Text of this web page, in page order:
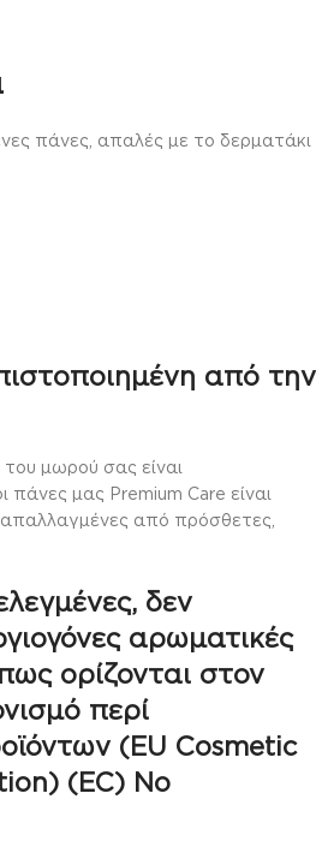
πάνες, απαλές με το δερματάκι
από την
μωρού σας είναι
πάνες μας Premium Care είναι
απαλλαγμένες από πρόσθετες,
δεν
αρωματικές
ορίζονται στον
περί
(EU Cosmetic
(EC) No